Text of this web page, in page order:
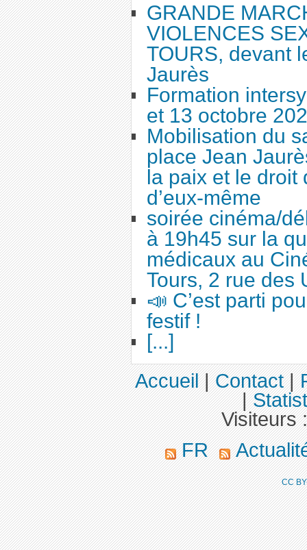
GRANDE
VIOLENCES
TOURS, devant
Jaurès
Formation
et 13 octobre
Mobilisation du
place Jean
la paix et le droit
d’eux-même
soirée cinéma/
à 19h45 sur la
médicaux au
Tours, 2 rue des
📣 C’est parti
festif !
[...]
Accueil|Contact|
|
Visiteurs
FR
CC